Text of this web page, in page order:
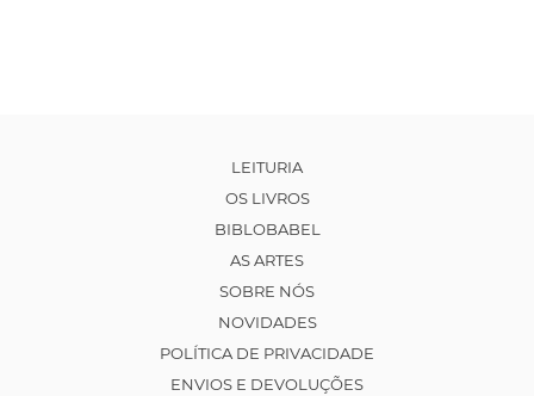
LEITURIA
OS LIVROS
BIBLOBABEL
AS ARTES
SOBRE NÓS
NOVIDADES
POLÍTICA DE PRIVACIDADE
ENVIOS E DEVOLUÇÕES